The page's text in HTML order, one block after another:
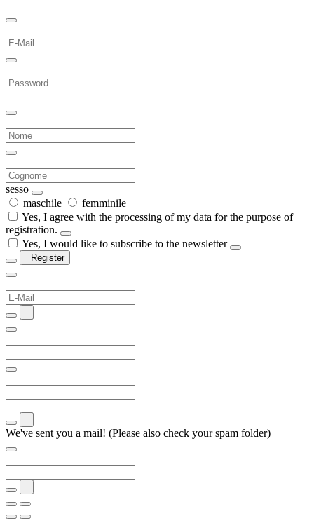
sesso
maschile
femminile
Yes, I agree with the processing of my data for the purpose of
registration.
Yes, I would like to subscribe to the newsletter
Register
We've sent you a mail! (Please also check your spam folder)